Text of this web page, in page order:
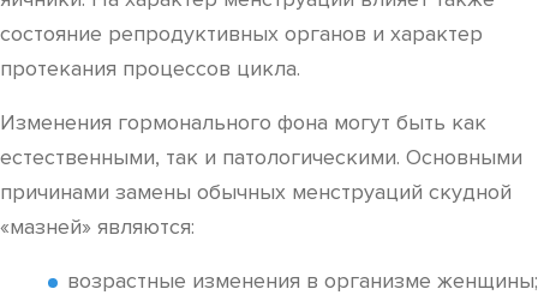
состояние репродуктивных органов и характер
протекания процессов цикла.
Изменения гормонального фона могут быть как
естественными, так и патологическими. Основными
причинами замены обычных менструаций скудной
«мазней» являются:
возрастные изменения в организме женщины;